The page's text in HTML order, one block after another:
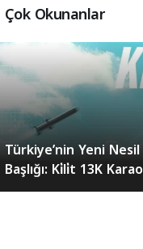
Çok Okunanlar
Türkiye’nin Yeni Nesil
Başlığı: Ki̇li̇t 13K